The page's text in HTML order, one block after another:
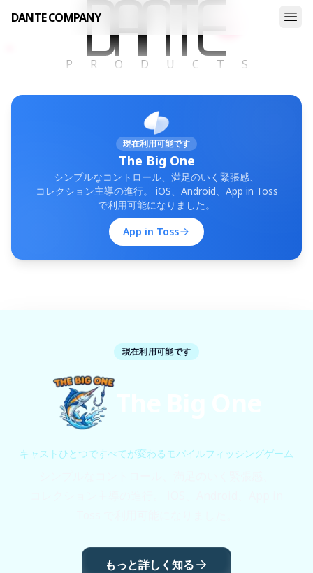
DANTE COMPANY
Dante Company
PRODUCTS
現在利用可能です
The Big One
シンプルなコントロール、満足のいく緊張感、
コレクション主導の進行。 iOS、Android、App in Toss
で利用可能になりました。
App in Toss
現在利用可能です
キャストひとつですべてが変わるモバイルフィッシングゲーム
もっと詳しく知る